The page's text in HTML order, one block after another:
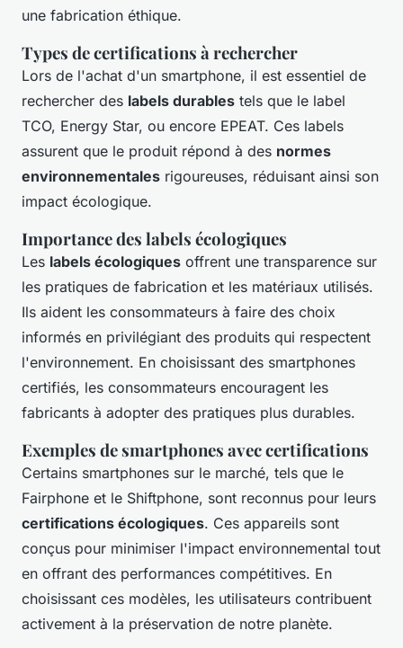
une fabrication éthique.
Types de certifications à rechercher
Lors de l'achat d'un smartphone, il est essentiel de
rechercher des labels durables tels que le label
TCO, Energy Star, ou encore EPEAT. Ces labels
assurent que le produit répond à des normes
environnementales rigoureuses, réduisant ainsi son
impact écologique.
Importance des labels écologiques
Les labels écologiques offrent une transparence sur
les pratiques de fabrication et les matériaux utilisés.
Ils aident les consommateurs à faire des choix
informés en privilégiant des produits qui respectent
l'environnement. En choisissant des smartphones
certifiés, les consommateurs encouragent les
fabricants à adopter des pratiques plus durables.
Exemples de smartphones avec certifications
Certains smartphones sur le marché, tels que le
Fairphone et le Shiftphone, sont reconnus pour leurs
certifications écologiques. Ces appareils sont
conçus pour minimiser l'impact environnemental tout
en offrant des performances compétitives. En
choisissant ces modèles, les utilisateurs contribuent
activement à la préservation de notre planète.